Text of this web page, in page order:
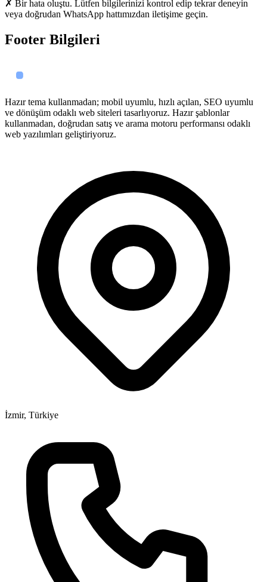
✗ Bir hata oluştu. Lütfen bilgilerinizi kontrol edip tekrar deneyin
veya doğrudan WhatsApp hattımızdan iletişime geçin.
Footer Bilgileri
Hazır tema kullanmadan; mobil uyumlu, hızlı açılan, SEO uyumlu
ve dönüşüm odaklı web siteleri tasarlıyoruz. Hazır şablonlar
kullanmadan, doğrudan satış ve arama motoru performansı odaklı
web yazılımları geliştiriyoruz.
İzmir, Türkiye